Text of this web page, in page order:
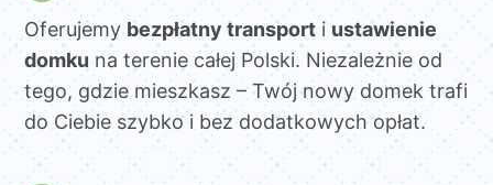
Oferujemybezpłatny transporti ustawienie
domkuna terenie całej Polski. Niezależnie od
tego, gdzie mieszkasz – Twój nowy domek trafi
do Ciebie szybko i bez dodatkowych opłat.